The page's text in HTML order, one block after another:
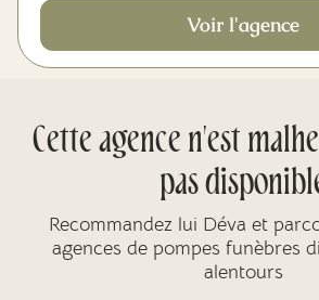
Voir l'agence
Cette agence n'est
pas
Recommandez lui Déva et
agences de pompes funèbres
alentours